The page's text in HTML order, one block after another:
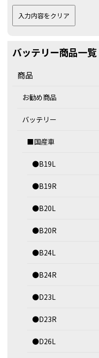
バッテリー商品一覧
商品
お勧め商品
バッテリー
■国産車
●B19L
●B19R
●B20L
●B20R
●B24L
●B24R
●D23L
●D23R
●D26L